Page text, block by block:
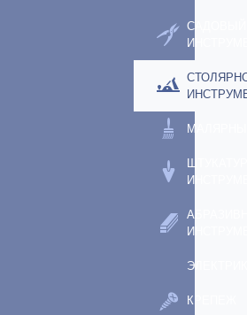
САДОВЫЙ
КРЕПЕЖ